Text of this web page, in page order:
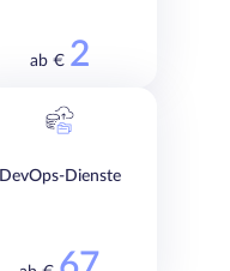
ab € 2
DevOps-Dienste